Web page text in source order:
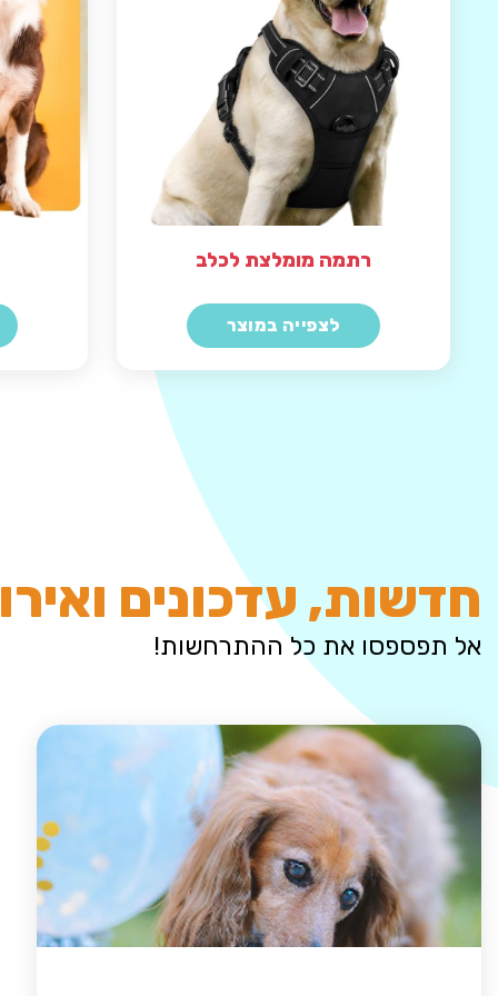
רתמה מומלצת לכלב
לצפייה במוצר
חדשות, עדכונים
אל תפספסו את כל ההתרחשות!